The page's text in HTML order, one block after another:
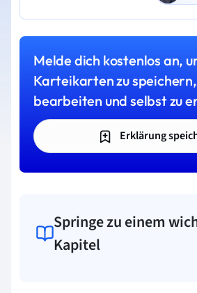
Melde dich kostenlos an,
Karteikarten zu
bearbeiten und selbst zu
Erklärung
Springe zu einem
Kapitel